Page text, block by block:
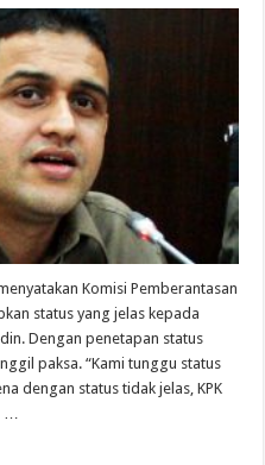
Komisi Pemberantasan
status yang jelas kepada
Dengan penetapan status
paksa. “Kami tunggu status
dengan status tidak jelas, KPK